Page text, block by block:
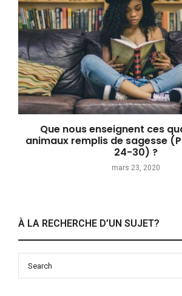
Que nous enseignent ces
animaux remplis de sagesse
24-30) ?
mars 23, 2020
À LA RECHERCHE D’UN SUJET?